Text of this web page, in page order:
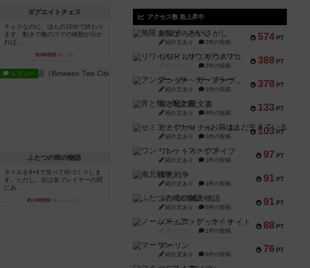
ダグエイトチェス
チェスなのに、ほんの10分で終わり
ます。動きで敵のコマの種類が分か
れば...
約4時間前by くみ
レビュー
ふたつの街の物語
タイルを4×4で並べて街づくりしま
す。ただし、街は各プレイヤーの間
にあ...
約10時間前by ジェイとと
アクセス数 急上昇中
574 PT
無限まちがいさがし
紹介文あり 2件の投稿
389 PT
リワイルド：サウスアメリカ
2件の投稿
378 PT
アンダー・ザ・テーブラー
紹介文あり 1件の投稿
133 PT
宵と暁の呪文書
紹介文あり 8件の投稿
103 PT
セミファイナル ～お前はまだ生きている～
紹介文あり 1件の投稿
97 PT
ワン・トゥ・ファイブ
紹介文あり 1件の投稿
91 PT
南北戦争
紹介文あり 1件の投稿
91 PT
ふたつの城の物語
紹介文あり 6件の投稿
88 PT
ノームズ・アット・ナイト
1件の投稿
76 PT
マーリン
紹介文あり 6件の投稿